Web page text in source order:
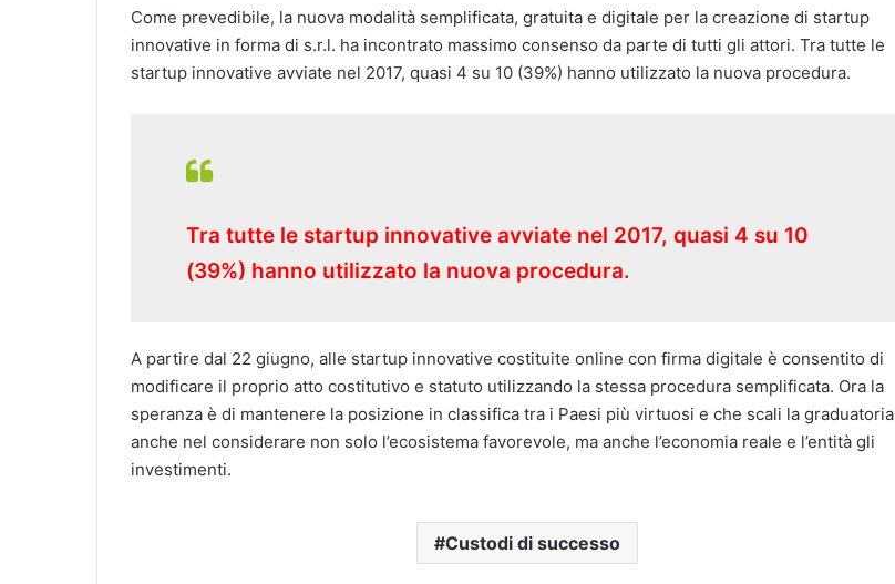
Come prevedibile, la nuova modalità semplificata, gratuita e digitale per la creazione di startup
innovative in forma di s.r.l. ha incontrato massimo consenso da parte di tutti gli attori. Tra tutte le
startup innovative avviate nel 2017, quasi 4 su 10 (39%) hanno utilizzato la nuova procedura.
Tra tutte le startup innovative avviate nel 2017, quasi 4 su 10
(39%) hanno utilizzato la nuova procedura.
A partire dal 22 giugno, alle startup innovative costituite online con firma digitale è consentito di
modificare il proprio atto costitutivo e statuto utilizzando la stessa procedura semplificata. Ora la
speranza è di mantenere la posizione in classifica tra i Paesi più virtuosi e che scali la graduatoria
anche nel considerare non solo l’ecosistema favorevole, ma anche l’economia reale e l’entità gli
investimenti.
Custodi di successo